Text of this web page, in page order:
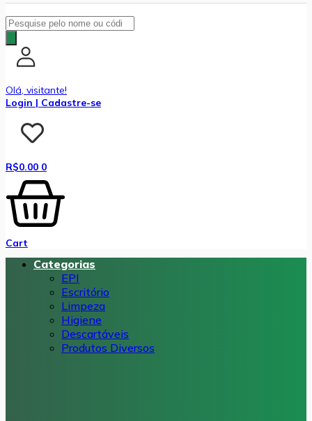
Pesquisar
produtos
Olá, visitante!
Login | Cadastre-se
R$0.00 0
Cart
Categorias
EPI
Escritório
Limpeza
Higiene
Descartáveis
Produtos Diversos